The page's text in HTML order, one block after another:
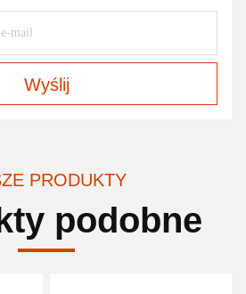
Wyślij
PRODUKTY
podobne